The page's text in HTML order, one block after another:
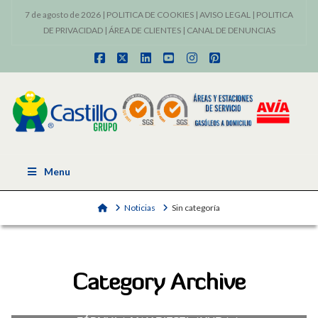
7 de agosto de 2026 | POLITICA DE COOKIES | AVISO LEGAL | POLITICA
DE PRIVACIDAD| ÁREA DE CLIENTES| CANAL DE DENUNCIAS
Facebook
X LinkedInYouTubeInstagram
Pinterest
Menu
HomeNoticias Sin categoría
Category Archive